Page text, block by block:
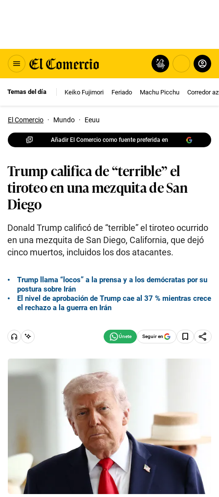
Temas del día Keiko Fujimori Feriado Machu Picchu Corredor
El Comercio · Mundo · Eeuu
Añadir El Comercio como fuente preferida en
Trump califica de “terrible” el
tiroteo en una mezquita de San
Diego
Donald Trump calificó de “terrible” el tiroteo ocurrido
en una mezquita de San Diego, California, que dejó
cinco muertos, incluidos los dos atacantes.
Trump llama “locos” a la prensa y a los demócratas por su
postura sobre Irán
El nivel de aprobación de Trump cae al 37 % mientras crece
el rechazo a la guerra en Irán
Seguir en